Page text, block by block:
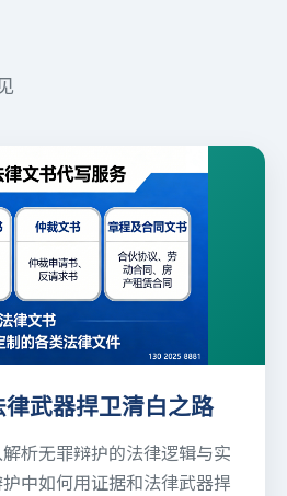
武器捍卫清白之路
析无罪辩护的法律逻辑与实
中如何用证据和法律武器捍